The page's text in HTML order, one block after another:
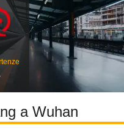
a Wuhan